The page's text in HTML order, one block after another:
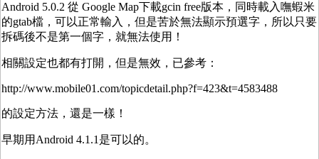
Android 5.0.2 從 Google Map下載gcin free版本，同時載入嘸蝦米
的gtab檔，可以正常輸入，但是苦於無法顯示預選字，所以只要
拆碼後不是第一個字，就無法使用！
相關設定也都有打開，但是無效，已參考：
http://www.mobile01.com/topicdetail.php?f=423&t=4583488
的設定方法，還是一樣！
早期用Android 4.1.1是可以的。